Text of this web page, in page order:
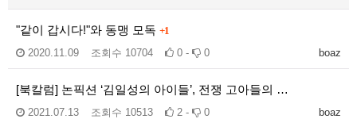
"같이 갑시다!"와 동맹 모독 +1
boaz
2020.11.09 조회수 10704 0 - 0
[북칼럼] 논픽션 ‘김일성의 아이들’, 전쟁 고아들의 …
boaz
2021.07.13 조회수 10513 2 - 0